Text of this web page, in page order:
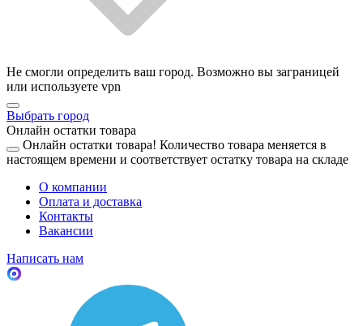
Не смогли определить ваш город. Возможно вы заграницей
или используете vpn
Выбрать город
Онлайн остатки товара
Онлайн остатки товара! Количество товара меняется в
настоящем времени и соответствует остатку товара на складе
О компании
Оплата и доставка
Контакты
Вакансии
Написать нам